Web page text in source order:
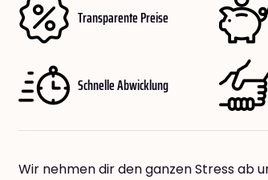
Transparente Preise
Schnelle Abwicklung
Wir nehmen dir den ganzen Stress ab